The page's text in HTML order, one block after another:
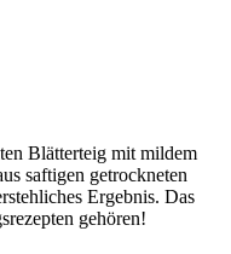
Blätterteig mit mildem
saftigen getrockneten
Ergebnis. Das
gehören!